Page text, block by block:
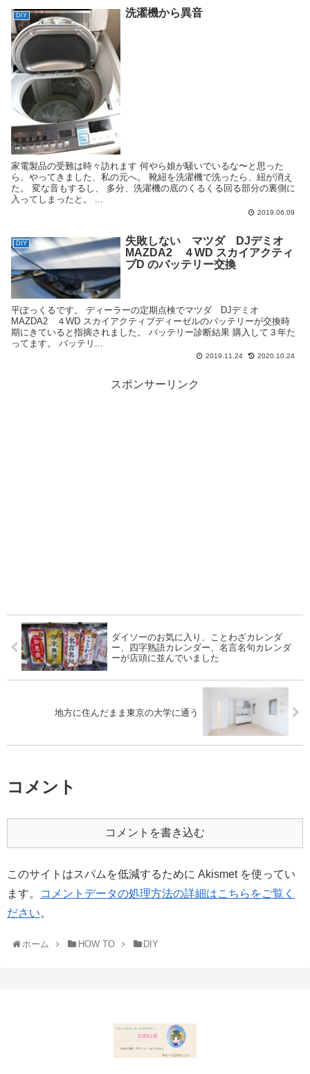
DIY 洗濯機から異音
家電製品の受難は時々訪れます 何やら娘が騒いでいるな〜と思った
ら、やってきました、私の元へ。 靴紐を洗濯機で洗ったら、紐が消え
た。 変な音もするし、 多分、洗濯機の底のくるくる回る部分の裏側に
入ってしまったと。 ...
2019.06.09
DIY
失敗しない マツダ DJデミオ
MAZDA2 ４WD スカイアクティ
ブD のバッテリー交換
平ぽっくるです。 ディーラーの定期点検でマツダ DJデミオ
MAZDA2 ４WD スカイアクティブディーゼルのバッテリーが交換時
期にきていると指摘されました。 バッテリー診断結果 購入して３年た
ってます。 バッテリ...
2019.11.24 2020.10.24
スポンサーリンク
ダイソーのお気に入り、ことわざカレンダ
ー、四字熟語カレンダー、名言名句カレンダ
ーが店頭に並んでいました
地方に住んだまま東京の大学に通う
コメント
コメントを書き込む
このサイトはスパムを低減するために Akismet を使ってい
ます。
コメントデータの処理方法の詳細はこちらをご覧く
ださい。
ホーム HOW TO DIY